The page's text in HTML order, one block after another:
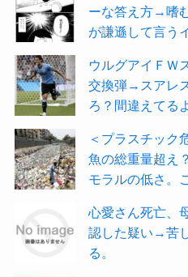
ーな答え方→嗜
が謙遜して言う
ウルグアイＦＷ
交換弾→スアレ
ろ？間違えてる
＜プラスチック
魚の総重量超え
モラルの低さ。
心愛さん死亡、
認した疑い→苦
る。